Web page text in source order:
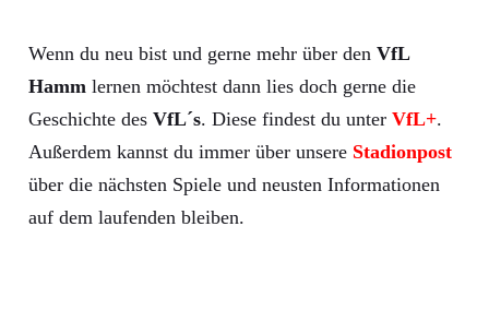
Wenn du neu bist und gerne mehr über den VfL
Hamm lernen möchtest dann lies doch gerne die
Geschichte des VfL´s. Diese findest du unter VfL+.
Außerdem kannst du immer über unsere Stadionpost
über die nächsten Spiele und neusten Informationen
auf dem laufenden bleiben.